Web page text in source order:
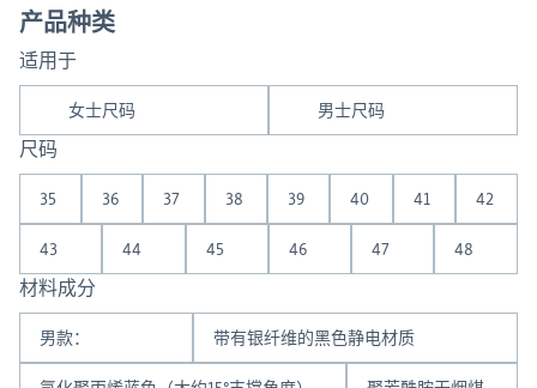
产品种类
适用于
女士尺码 男士尺码
尺码
35 36 37 38 39 40 41 42
43 44 45 46 47 48
材料成分
男款： 带有银纤维的黑色静电材质